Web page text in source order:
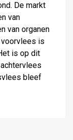
De markt
van
van organen
is
is op dit
bleef